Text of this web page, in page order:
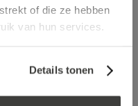
of die ze hebben
van hun services.
Details tonen
x 80 mm x 300 mm
59,29 incl. BTW